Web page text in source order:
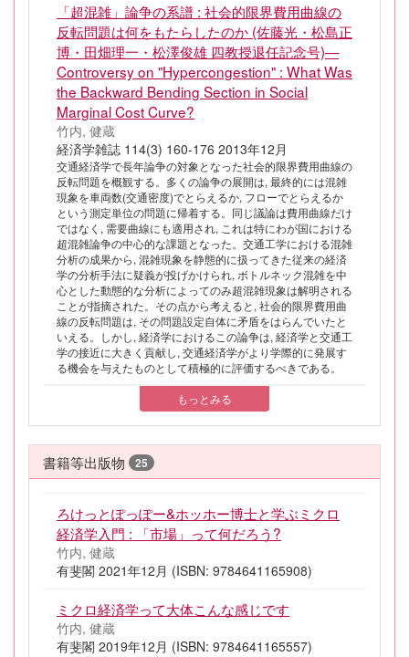
「超混雑」論争の系譜 : 社会的限界費用曲線の
反転問題は何をもたらしたのか (佐藤光・松島正
博・田畑理一・松澤俊雄 四教授退任記念号)—
Controversy on "Hypercongestion" : What Was
the Backward Bending Section in Social
Marginal Cost Curve?
竹内, 健蔵
経済学雑誌 114(3) 160-176 2013年12月
交通経済学で長年論争の対象となった社会的限界費用曲線の
反転問題を概観する。多くの論争の展開は, 最終的には混雑
現象を車両数(交通密度)でとらえるか, フローでとらえるか
という測定単位の問題に帰着する。同じ議論は費用曲線だけ
ではなく, 需要曲線にも適用され, これは特にわが国における
超混雑論争の中心的な課題となった。交通工学における混雑
分析の成果から, 混雑現象を静態的に扱ってきた従来の経済
学の分析手法に疑義が投げかけられ, ボトルネック混雑を中
心とした動態的な分析によってのみ超混雑現象は解明される
ことが指摘された。その点から考えると, 社会的限界費用曲
線の反転問題は, その問題設定自体に矛盾をはらんでいたと
いえる。しかし, 経済学におけるこの論争は, 経済学と交通工
学の接近に大きく貢献し, 交通経済学がより学際的に発展す
る機会を与えたものとして積極的に評価するべきである。
もっとみる
書籍等出版物 25
ろけっとぽっぽー&ホッホー博士と学ぶミクロ
経済学入門 : 「市場」って何だろう?
竹内, 健蔵
有斐閣 2021年12月 (ISBN: 9784641165908)
ミクロ経済学って大体こんな感じです
竹内, 健蔵
有斐閣 2019年12月 (ISBN: 9784641165557)